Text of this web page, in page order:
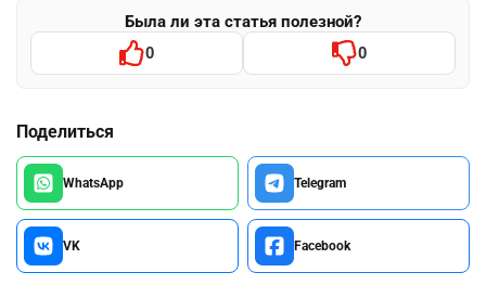
Была ли эта статья полезной?
0 0
Поделиться
WhatsApp Telegram
VK Facebook